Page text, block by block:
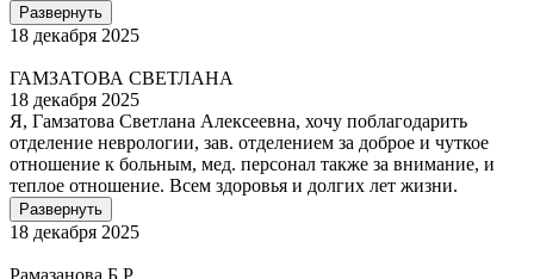
Развернуть
18 декабря 2025
ГАМЗАТОВА СВЕТЛАНА
18 декабря 2025
Я, Гамзатова Светлана Алексеевна, хочу поблагодарить
отделение неврологии, зав. отделением за доброе и чуткое
отношение к больным, мед. персонал также за внимание, и
теплое отношение. Всем здоровья и долгих лет жизни.
Развернуть
18 декабря 2025
Рамазанова Б.Р.